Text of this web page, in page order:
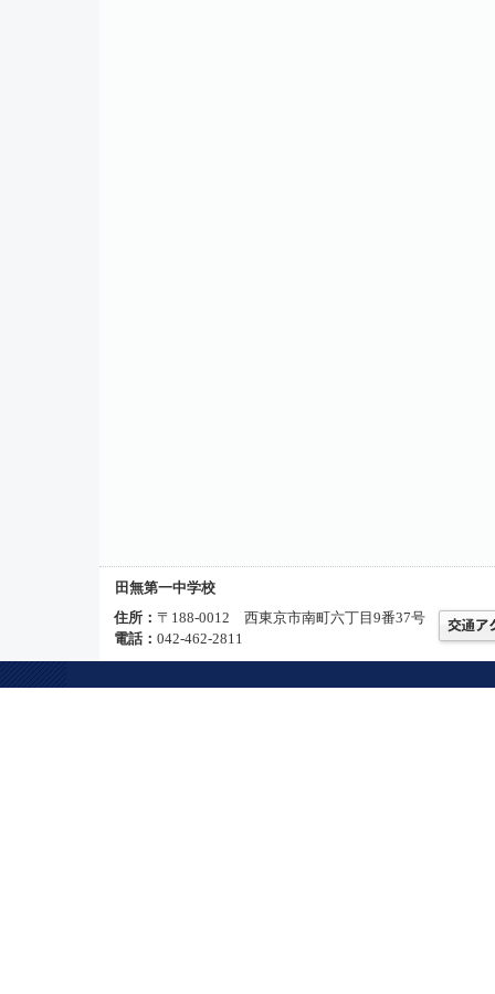
田無第一中学校
住所： 〒188-0012 西東京市南町六丁目9番37号
電話： 042-462-2811